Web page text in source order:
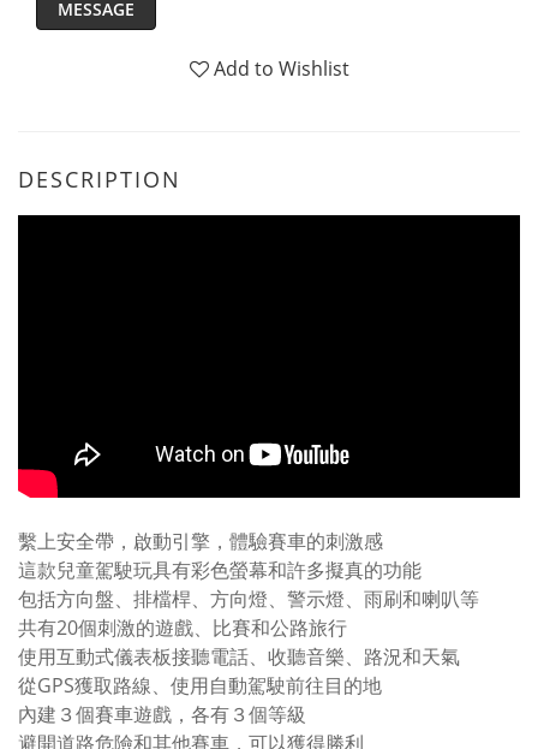
MESSAGE
Add to Wishlist
DESCRIPTION
繫上安全帶，啟動引擎，體驗賽車的刺激感
這款兒童駕駛玩具有彩色螢幕和許多擬真的功能
包括方向盤、排檔桿、方向燈、警示燈、雨刷和喇叭等
共有20個刺激的遊戲、比賽和公路旅行
使用互動式儀表板接聽電話、收聽音樂、路況和天氣
從GPS獲取路線、使用自動駕駛前往目的地
內建３個賽車遊戲，各有３個等級
避開道路危險和其他賽車，可以獲得勝利